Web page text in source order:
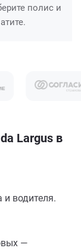
полис и
Largus в
водителя.
—